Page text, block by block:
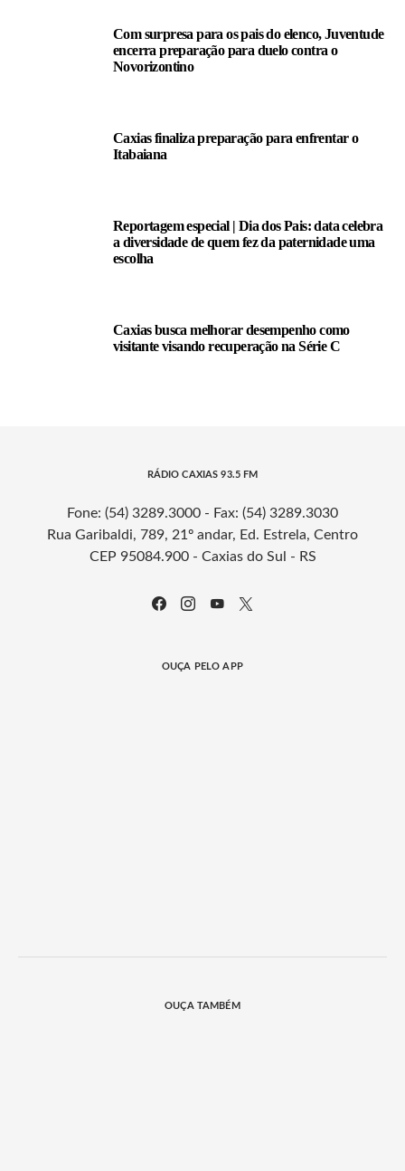
Com surpresa para os pais do elenco, Juventude
encerra preparação para duelo contra o
Novorizontino
Caxias finaliza preparação para enfrentar o
Itabaiana
Reportagem especial | Dia dos Pais: data celebra
a diversidade de quem fez da paternidade uma
escolha
Caxias busca melhorar desempenho como
visitante visando recuperação na Série C
RÁDIO CAXIAS 93.5 FM
Fone: (54) 3289.3000 - Fax: (54) 3289.3030
Rua Garibaldi, 789, 21º andar, Ed. Estrela, Centro
CEP 95084.900 - Caxias do Sul - RS
OUÇA PELO APP
OUÇA TAMBÉM